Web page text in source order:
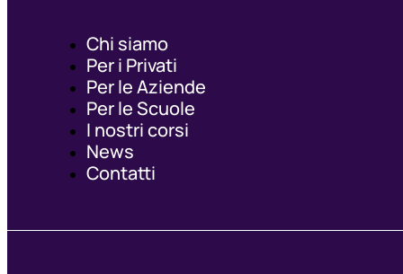
Chi siamo
Per i Privati
Per le Aziende
Per le Scuole
I nostri corsi
News
Contatti